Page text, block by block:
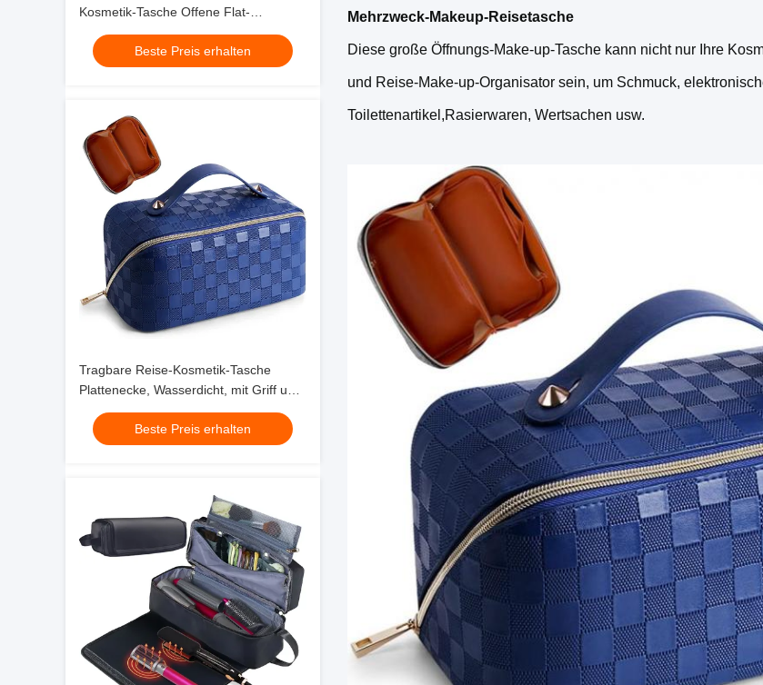
Kosmetik-Tasche Offene Flat-
Organisator Reisetasche für Männer
Frauen
Beste Preis erhalten
Tragbare Reise-Kosmetik-Tasche
Plattenecke, Wasserdicht, mit Griff und
Trennwinkel
Beste Preis erhalten
Mehrzweck-Makeup-Reisetasche
Diese große Öffnungs-Make-up-Tasche kann nicht nur Ihre
und Reise-Make-up-Organisator sein, um Schmuck,
Toilettenartikel,Rasierwaren, Wertsachen usw.